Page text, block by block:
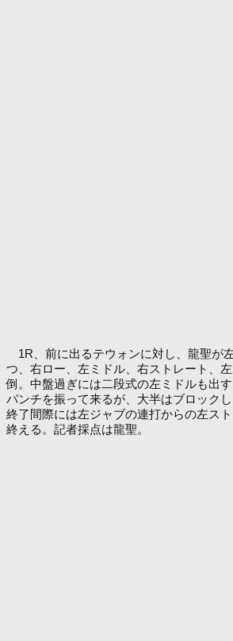
1R、前に出るテウォンに対し、龍聖が
つ、右ロー、左ミドル、右ストレート、
倒。中盤過ぎには二段式の左ミドルも出
パンチを振って来るが、大半はブロックし
終了間際には左ジャブの連打からの左ス
終える。記者採点は龍聖。